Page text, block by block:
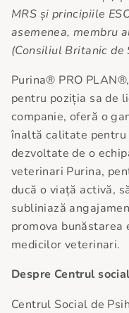
MRS și principiile
asemenea, membru
(Consiliul Britanic de
Purina® PRO
pentru poziția sa de
companie, oferă o
înaltă calitate pentru
dezvoltate de o
veterinari Purina,
ducă o viață activă,
subliniază
promova
medicilor veterinari.
Despre Centrul
Centrul Social de